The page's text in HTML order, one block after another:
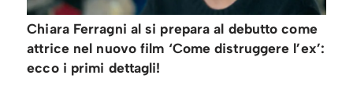
Chiara Ferragni al si prepara al debutto come
attrice nel nuovo film ‘Come distruggere l’ex’:
ecco i primi dettagli!